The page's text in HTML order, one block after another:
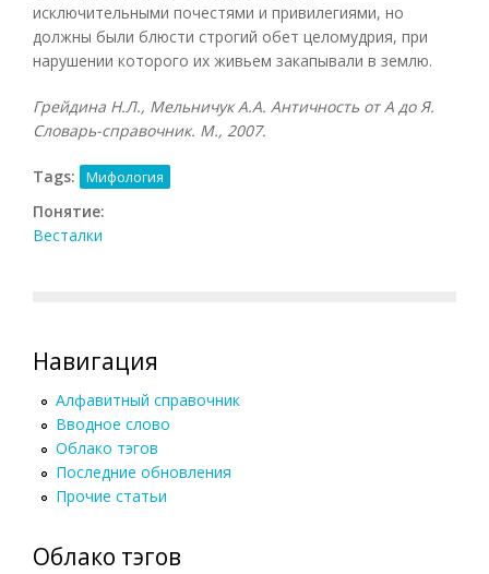
исключительными почестями и привилегиями, но
должны были блюсти строгий обет целомудрия, при
нарушении которого их живьем закапывали в землю.
Грейдина Н.Л., Мельничук А.А. Античность от А до Я.
Словарь-справочник. М., 2007.
Tags: Мифология
Понятие:
Весталки
Навигация
Алфавитный справочник
Вводное слово
Облако тэгов
Последние обновления
Прочие статьи
Облако тэгов